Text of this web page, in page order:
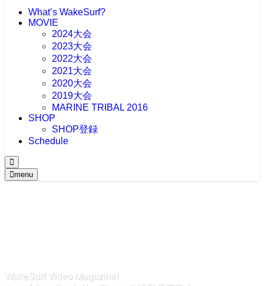
What’s WakeSurf?
MOVIE
2024大会
2023大会
2022大会
2021大会
2020大会
2019大会
MARINE TRIBAL 2016
SHOP
SHOP登録
Schedule
menu
WakeSurf Video Magazine!